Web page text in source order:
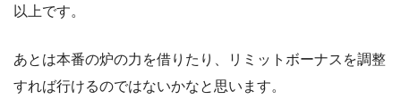
以上です。
あとは本番の炉の力を借りたり、リミットボーナスを調整
すれば行けるのではないかなと思います。